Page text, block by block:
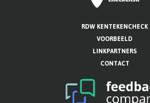
RDW KENTEKENCHECK
VOORBEELD
LINKPARTNERS
CONTACT